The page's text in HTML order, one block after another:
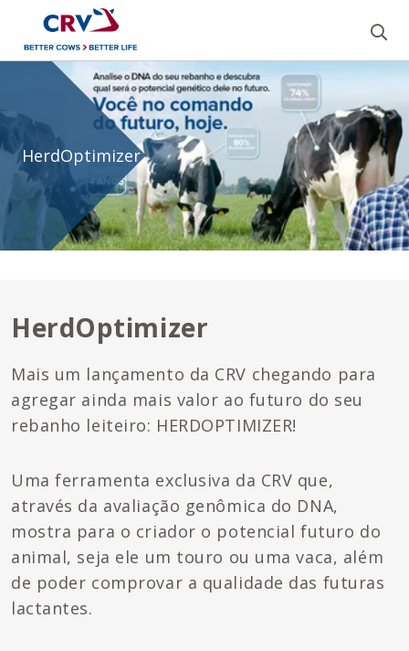
HerdOptimizer
HerdOptimizer
HerdOptimizer
Mais um lançamento da CRV chegando para
agregar ainda mais valor ao futuro do seu
rebanho leiteiro: HERDOPTIMIZER!
Uma ferramenta exclusiva da CRV que,
através da avaliação genômica do DNA,
mostra para o criador o potencial futuro do
animal, seja ele um touro ou uma vaca, além
de poder comprovar a qualidade das futuras
lactantes.